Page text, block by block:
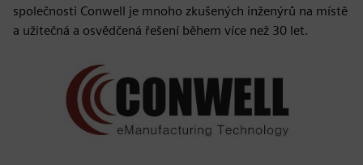
společnosti Conwell je mnoho zkušených inženýrů na místě
a užitečná a osvědčená řešení během více než 30 let.